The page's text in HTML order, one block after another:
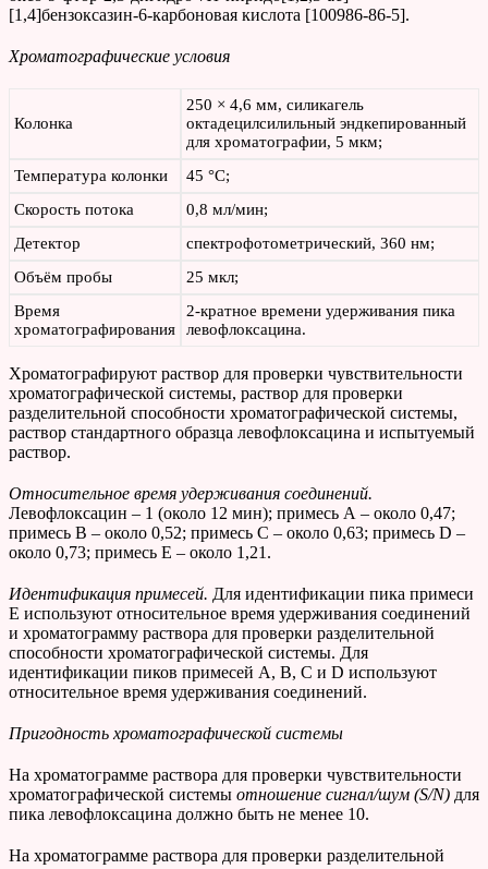
[1,4]бензоксазин-6-карбоновая кислота [100986-86-5].
Хроматографические условия
Колонка
250 × 4,6 мм, силикагель
октадецилсилильный эндкепированный
для хроматографии, 5 мкм;
Температура колонки
45 °С;
Скорость потока
0,8 мл/мин;
Детектор
спектрофотометрический, 360 нм;
Объём пробы
25 мкл;
Время
хроматографирования
2-кратное времени удерживания пика
левофлоксацина.
Хроматографируют раствор для проверки чувствительности
хроматографической системы, раствор для проверки
разделительной способности хроматографической системы,
раствор стандартного образца левофлоксацина и испытуемый
раствор.
Относительное время удерживания соединений.
Левофлоксацин – 1 (около 12 мин); примесь А – около 0,47;
примесь В – около 0,52; примесь С – около 0,63; примесь D –
около 0,73; примесь E – около 1,21.
Идентификация примесей. Для идентификации пика примеси
E используют относительное время удерживания соединений
и хроматограмму раствора для проверки разделительной
способности хроматографической системы. Для
идентификации пиков примесей А, В, С и D используют
относительное время удерживания соединений.
Пригодность хроматографической системы
На хроматограмме раствора для проверки чувствительности
хроматографической системы отношение сигнал/шум (S/N) для
пика левофлоксацина должно быть не менее 10.
На хроматограмме раствора для проверки разделительной